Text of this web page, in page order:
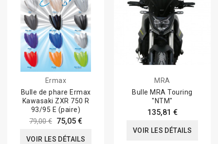
Ermax
Bulle de phare Ermax
Kawasaki ZXR 750 R
93/95 E (paire)
79,00 € 75,05 €
VOIR LES DÉTAILS
MRA
Bulle MRA Touring
"NTM"
135,81 €
VOIR LES DÉTAILS